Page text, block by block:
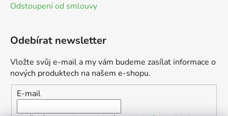
Odstoupení od smlouvy
Odebírat newsletter
Vložte svůj e-mail a my vám budeme zasílat informace o
nových produktech na našem e-shopu.
E-mail